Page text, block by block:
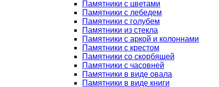
Памятники с цветами
Памятники с лебедем
Памятники с голубем
Памятники из стекла
Памятники с аркой и колоннами
Памятники с крестом
Памятники со скорбящей
Памятники с часовней
Памятники в виде овала
Памятники в виде книги